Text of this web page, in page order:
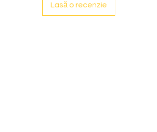
Lasă o recenzie